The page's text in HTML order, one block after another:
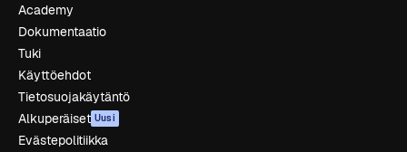
Academy
Dokumentaatio
Tuki
Käyttöehdot
Tietosuojakäytäntö
Alkuperäiset Uusi
Evästepolitiikka